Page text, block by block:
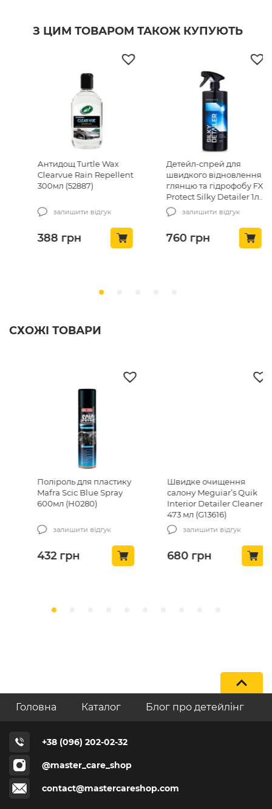
З ЦИМ ТОВАРОМ ТАКОЖ КУПУЮТЬ
Антидощ Turtle Wax
Clearvue Rain Repellent
300мл (52887)
залишити відгук
388грн
Детейл-спрей для
швидкого відновлення
глянцю та гідрофобу FX
Protect Silky Detailer 1л
(K9GXLR-446-1)
залишити відгук
760грн
СХОЖІ ТОВАРИ
Поліроль для пластику
Mafra Scic Blue Spray
600мл (H0280)
залишити відгук
432грн
Швидке очищення
салону Meguiar’s Quik
Interior Detailer Cleaner
473 мл (G13616)
залишити відгук
680грн
Головна Каталог Блог про детейлінг
+38 (096) 202-02-32
@master_care_shop
contact@mastercareshop.com